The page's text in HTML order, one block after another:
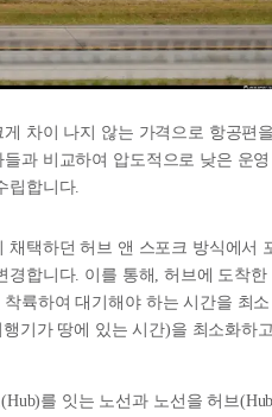
차이 나지 않는 가격으로 항공편
과 비교하여 압도적으로 낮은 운영
립합니다.
채택하던 허브 앤 스포크 방식에서
경합니다. 이를 통해, 허브에 도착한
륙하여 대기해야 하는 시간을 최소
기가 땅에 있는 시간)을 최소화하
를 잇는 노선과 노선을 허브